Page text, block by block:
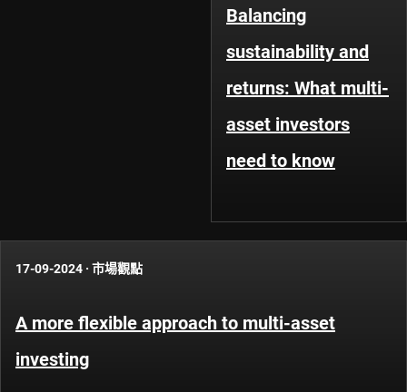
Balancing
sustainability and
returns: What multi-
asset investors
need to know
17-09-2024 · 市場觀點
A more flexible approach to multi-asset
investing